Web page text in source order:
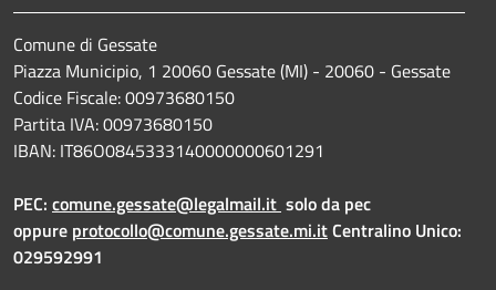
Comune di Gessate
Piazza Municipio, 1 20060 Gessate (MI) - 20060 - Gessate
Codice Fiscale: 00973680150
Partita IVA: 00973680150
IBAN: IT86O0845333140000000601291
PEC: comune.gessate@legalmail.it solo da pec
oppure protocollo@comune.gessate.mi.itCentralino Unico:
029592991